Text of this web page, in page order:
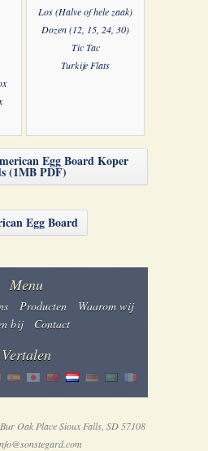
Los (Halve of hele zaak)
Dozen (12, 15, 24, 30)
Tic Tac
Turkije Flats
Egg Board Koper
(1MB PDF)
Egg Board
Menu
Producten
Waarom wij
bij
Contact
Vertalen
Oak Place Sioux Falls, SD 57108